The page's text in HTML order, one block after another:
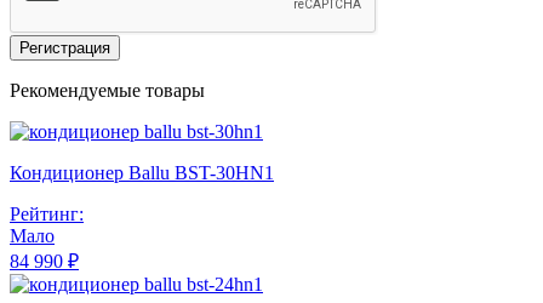
Регистрация
Рекомендуемые товары
Кондиционер Ballu BST-30HN1
Рейтинг:
Мало
84 990 ₽